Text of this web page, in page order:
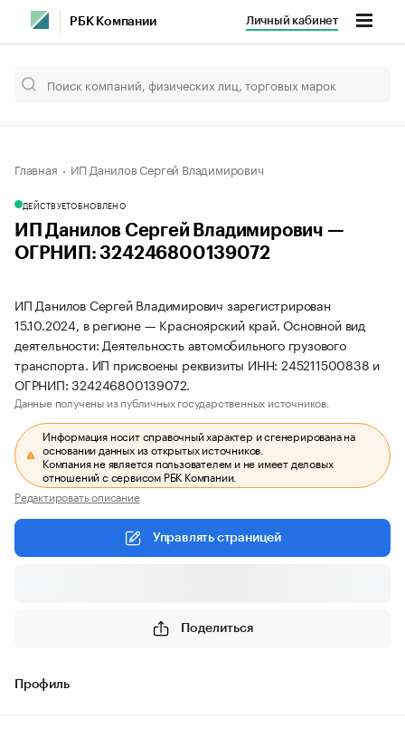
РБК Компании Личный кабинет
Главная ИП Данилов Сергей Владимирович
ДЕЙСТВУЕТОБНОВЛЕНО
ИП Данилов Сергей Владимирович —
ОГРНИП: 324246800139072
ИП Данилов Сергей Владимирович зарегистрирован
15.10.2024, в регионе — Красноярский край. Основной вид
деятельности: Деятельность автомобильного грузового
транспорта. ИП присвоены реквизиты ИНН: 245211500838 и
ОГРНИП: 324246800139072.
Данные получены из публичных государственных источников.
Информация носит справочный характер и сгенерирована на
основании данных из открытых источников.
Компания не является пользователем и не имеет деловых
отношений с сервисом РБК Компании.
Редактировать описание
Управлять страницей
Поделиться
Профиль